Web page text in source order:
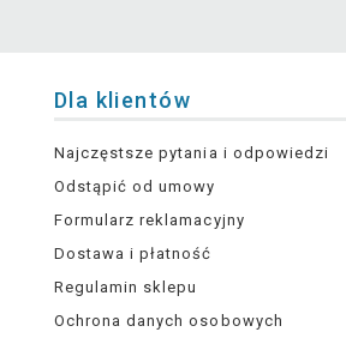
Dla klientów
Najczęstsze pytania i odpowiedzi
Odstąpić od umowy
Formularz reklamacyjny
Dostawa i płatność
Regulamin sklepu
Ochrona danych osobowych